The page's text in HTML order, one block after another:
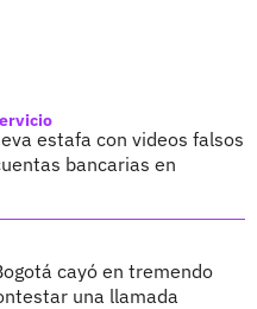
estafa con videos falsos
bancarias en
cayó en tremendo
una llamada